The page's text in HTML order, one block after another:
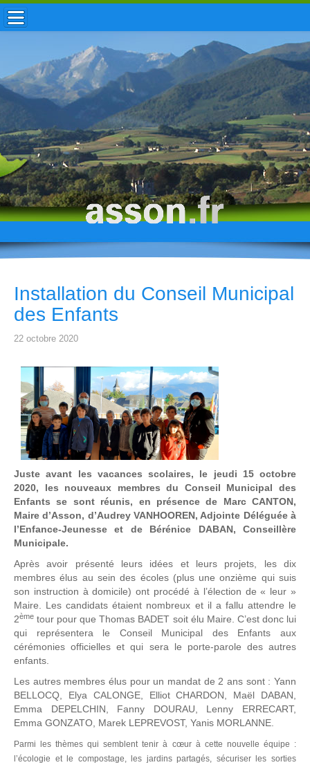
ACCUEIL / INFOS
MUNICIPALITÉ
VIE LOCALE
ENFANCE
TOURISME
HISTOIRE
Installation du Conseil Municipal
des Enfants
22 octobre 2020
Juste avant les vacances scolaires, le jeudi 15 octobre
2020, les nouveaux membres du Conseil Municipal des
Enfants se sont réunis, en présence de Marc CANTON,
Maire d’Asson, d’Audrey VANHOOREN, Adjointe Déléguée à
l’Enfance-Jeunesse et de Bérénice DABAN, Conseillère
Municipale.
Après avoir présenté leurs idées et leurs projets, les dix
membres élus au sein des écoles (plus une onzième qui suis
son instruction à domicile) ont procédé à l’élection de « leur »
Maire. Les candidats étaient nombreux et il a fallu attendre le
2ème tour pour que Thomas BADET soit élu Maire. C’est donc lui
qui représentera le Conseil Municipal des Enfants aux
cérémonies officielles et qui sera le porte-parole des autres
enfants.
Les autres membres élus pour un mandat de 2 ans sont : Yann
BELLOCQ, Elya CALONGE, Elliot CHARDON, Maël DABAN,
Emma DEPELCHIN, Fanny DOURAU, Lenny ERRECART,
Emma GONZATO, Marek LEPREVOST, Yanis MORLANNE.
Parmi les thèmes qui semblent tenir à cœur à cette nouvelle équipe :
l’écologie et le compostage, les jardins partagés, sécuriser les sorties